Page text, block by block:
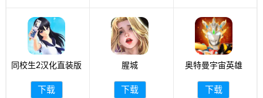
同校生2汉化直装版
下载
腥城
下载
奥特曼宇宙英雄
下载